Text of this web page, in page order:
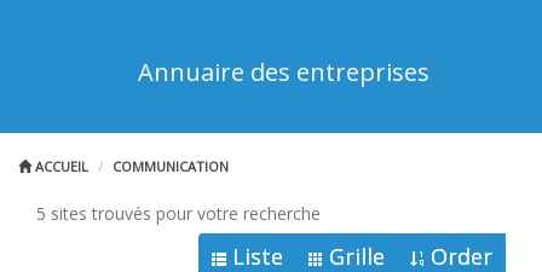
Annuaire des entreprises
ACCUEIL COMMUNICATION
5 sites trouvés pour votre recherche
Liste Grille Order